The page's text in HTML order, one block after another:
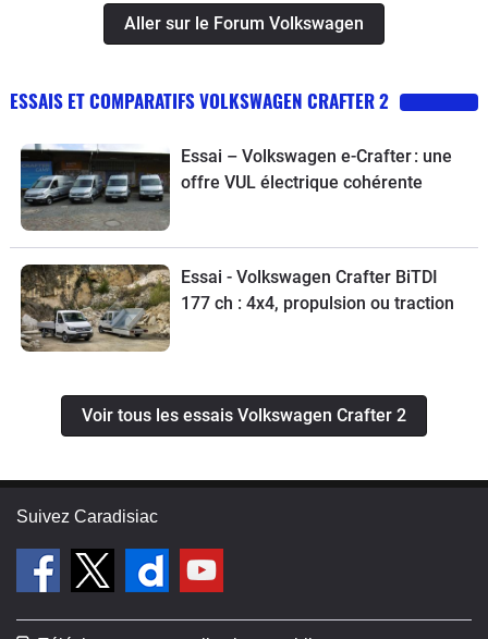
Aller sur le Forum Volkswagen
ESSAIS ET COMPARATIFS VOLKSWAGEN CRAFTER 2
Essai – Volkswagen e-Crafter : une
offre VUL électrique cohérente
Essai - Volkswagen Crafter BiTDI
177 ch : 4x4, propulsion ou traction
Voir tous les essais Volkswagen Crafter 2
Suivez Caradisiac